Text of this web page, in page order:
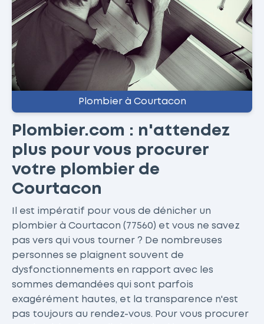
Plombier à Courtacon
Plombier.com : n'attendez
plus pour vous procurer
votre plombier de
Courtacon
Il est impératif pour vous de dénicher un
plombier à Courtacon (77560) et vous ne savez
pas vers qui vous tourner ? De nombreuses
personnes se plaignent souvent de
dysfonctionnements en rapport avec les
sommes demandées qui sont parfois
exagérément hautes, et la transparence n'est
pas toujours au rendez-vous. Pour vous procurer